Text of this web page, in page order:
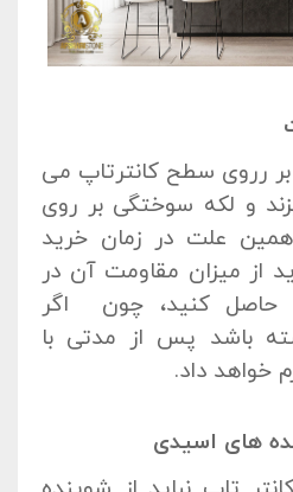
بر رروی سطح کانترتاپ می
و لکه سوختگی بر روی
همین علت در زمان خرید
از میزان مقاومت آن در
حاصل کنید، چون اگر
باشد پس از مدتی با
خواهد داد.
های اسیدی